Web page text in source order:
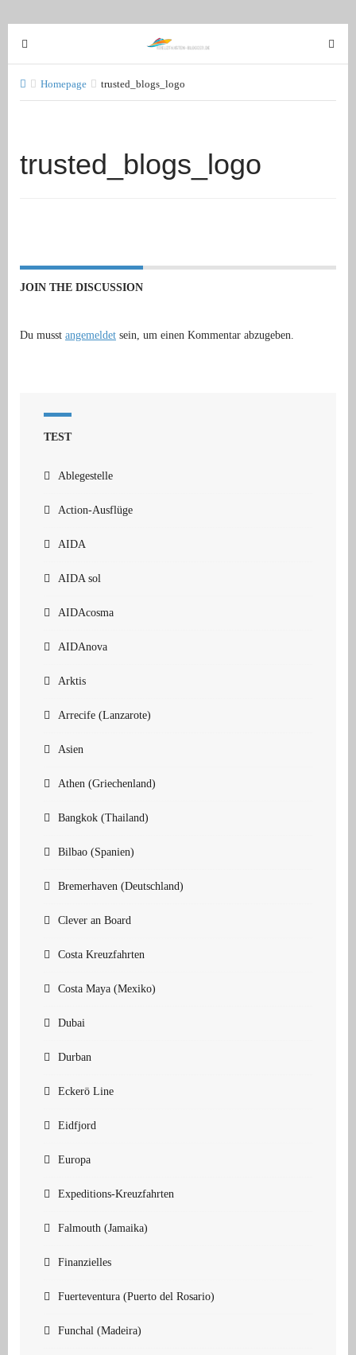
T
o
g
g
n
a
t
i
n
T
o
g
t
Homepage trusted_blogs_logo
trusted_blogs_logo
JOIN THE DISCUSSION
Du musst angemeldet sein, um einen Kommentar abzugeben.
TEST
Ablegestelle
Action-Ausflüge
AIDA
AIDA sol
AIDAcosma
AIDAnova
Arktis
Arrecife (Lanzarote)
Asien
Athen (Griechenland)
Bangkok (Thailand)
Bilbao (Spanien)
Bremerhaven (Deutschland)
Clever an Board
Costa Kreuzfahrten
Costa Maya (Mexiko)
Dubai
Durban
Eckerö Line
Eidfjord
Europa
Expeditions-Kreuzfahrten
Falmouth (Jamaika)
Finanzielles
Fuerteventura (Puerto del Rosario)
Funchal (Madeira)